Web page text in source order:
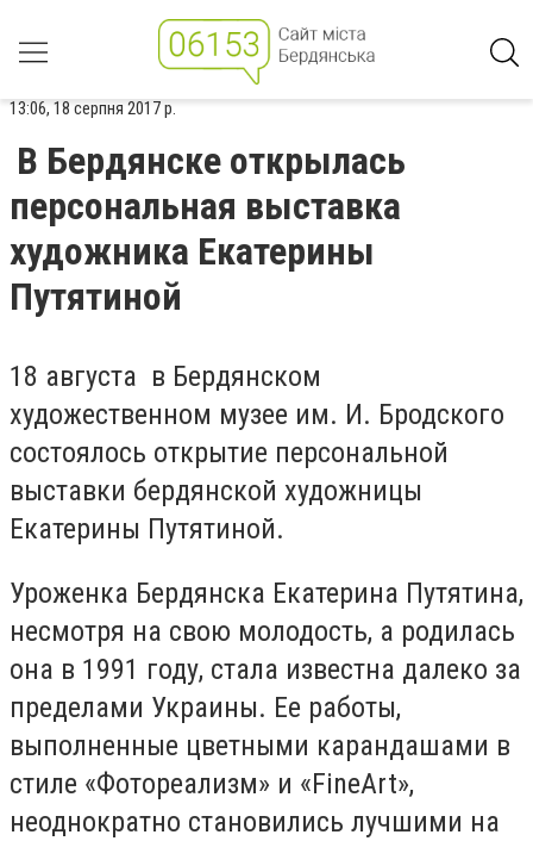
13:06, 18 серпня 2017 р.
В Бердянске открылась
персональная выставка
художника Екатерины
Путятиной
18 августа в Бердянском
художественном музее им. И. Бродского
состоялось открытие персональной
выставки бердянской художницы
Екатерины Путятиной.
Уроженка Бердянска Екатерина Путятина,
несмотря на свою молодость, а родилась
она в 1991 году, стала известна далеко за
пределами Украины. Ее работы,
выполненные цветными карандашами в
стиле «Фотореализм» и «FineArt»,
неоднократно становились лучшими на